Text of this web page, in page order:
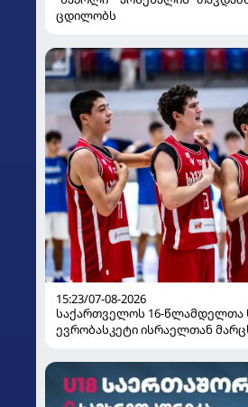
ცდილობს
15:23/07-08-2026
საქართველოს 16-წლამდელთა
ევრობასკეტი ისრაელთან